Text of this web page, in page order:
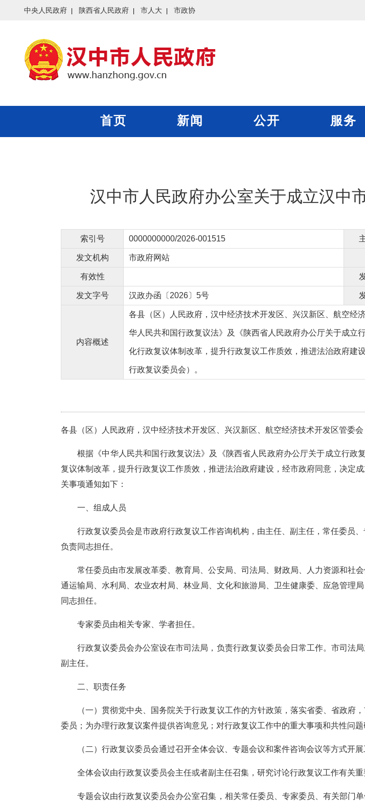
中央人民政府 陕西省人民政府 市人大 市政协
首页 新闻 公开 服务
汉中市人民政府办公室关于成立汉中
索引号 0000000000/2026-001515
发文机构 市政府网站
有效性
发文字号 汉政办函〔2026〕5号
内容概述
各县（区）人民政府，汉中经济技术开发区、兴汉新区、航空经
华人民共和国行政复议法》及《陕西省人民政府办公厅关于成立
化行政复议体制改革，提升行政复议工作质效，推进法治政府建
行政复议委员会）。
各县（区）人民政府，汉中经济技术开发区、兴汉新区、航空经济技术开发区管委
根据《中华人民共和国行政复议法》 及 《陕西省人民政府办公厅关于成立行政
复议体制改革，提升行政复议工作质效，推进法治政府建设，经市政府同意，决定
关事项通知如下：
一、组成人员
行政复议委员会是市政府行政复议工作咨询机构，由主任、副主任，常任委员
负责同志担任。
常任委员由市发展改革委、教育局、公安局、司法局、财政局、人力资源和社
通运输局、水利局、农业农村局、林业局、文化和旅游局、卫生健康委、应急管理
同志担任。
专家委员由相关专家、学者担任。
行政复议委员会办公室设在市司法局，负责行政复议委员会日常工作。市司法
副主任。
二、职责任务
（一）贯彻党中央、国务院关于行政复议工作的方针政策，落实省委、省政府
委员；为办理行政复议案件提供咨询意见；对行政复议工作中的重大事项和共性问
（二） 行政复议委员会通过召开全体会议、专题会议和案件咨询会议等方式开展
全体会议由行政复议委员会主任或者副主任召集，研究讨论行政复议工作有关重
专题会议由行政复议委员会办公室召集，相关常任委员、专家委员、有关部门